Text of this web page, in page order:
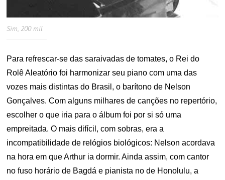
Sim, 200 mil
Para refrescar-se das saraivadas de tomates, o Rei do
Rolê Aleatório foi harmonizar seu piano com uma das
vozes mais distintas do Brasil, o barítono de Nelson
Gonçalves. Com alguns milhares de canções no repertório,
escolher o que iria para o álbum foi por si só uma
empreitada. O mais difícil, com sobras, era a
incompatibilidade de relógios biológicos: Nelson acordava
na hora em que Arthur ia dormir. Ainda assim, com cantor
no fuso horário de Bagdá e pianista no de Honolulu, a